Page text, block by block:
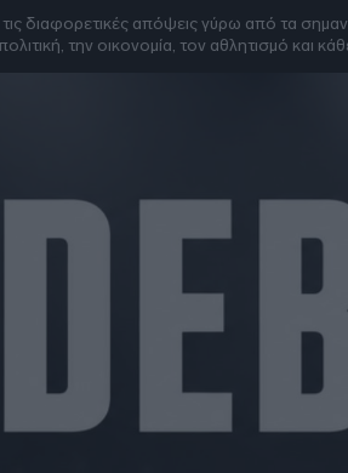
διαφορετικές απόψεις γύρω από τα
την οικονομία, τον αθλητισμό και